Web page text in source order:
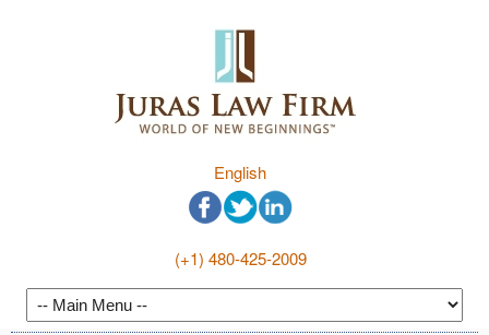
English
(+1) 480-425-2009